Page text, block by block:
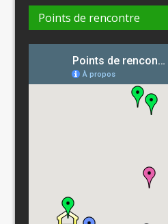
Points de rencontre